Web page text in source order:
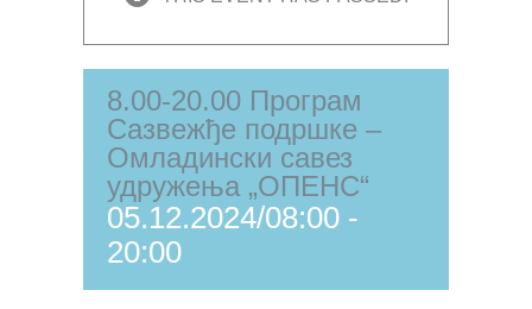
8.00-20.00 Програм
Сазвежђе подршке –
Омладински савез
удружења „ОПЕНС“
05.12.2024/08:00 -
20:00